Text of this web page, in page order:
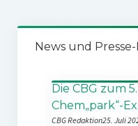
News und
Die CBG zum
Chem„park“-
CBG Redaktion25. Juli